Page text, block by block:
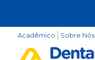
Acadêmico Sobre Nós